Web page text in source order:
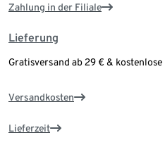
Zahlung in der Filiale
Lieferung
Gratisversand ab 29 € & kostenlose
Versandkosten
Lieferzeit